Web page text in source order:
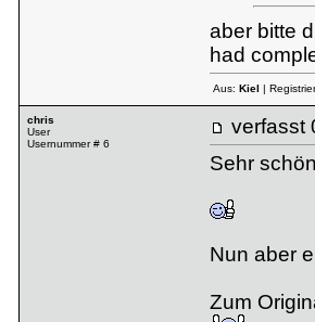
aber bitte
had
Aus: Kiel |
chris
User
Usernummer # 6
verfasst
Sehr
Nun aber
Zum